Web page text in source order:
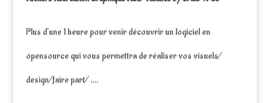
Plus d’une 1 heure pour venir découvrir un logiciel en
opensource qui vous permettra de réaliser vos visuels/
design/faire part/ ….